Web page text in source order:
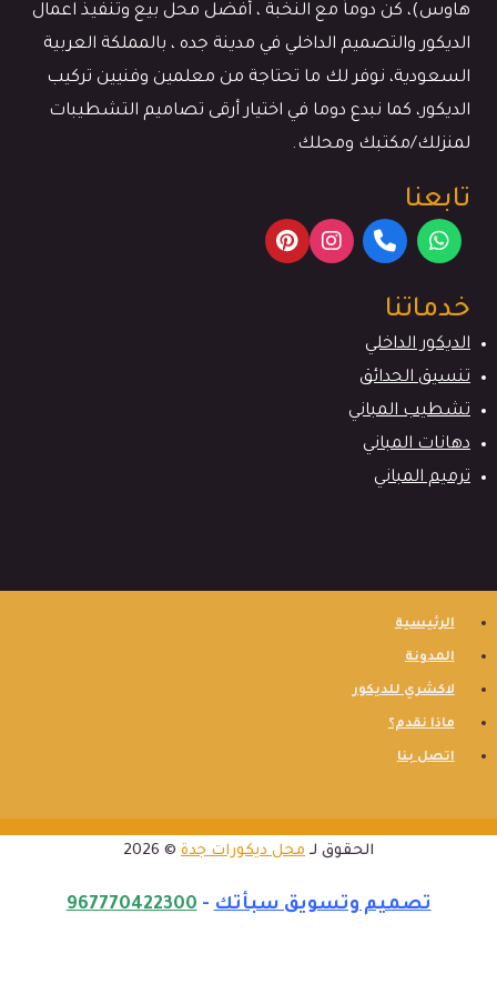
هاوس)، كن دوماَ مع النخبة ، أفضل محل بيع وتنفيذ اعمال
الديكور والتصميم الداخلي في مدينة جده ، بالمملكة العربية
السعودية، نوفر لك ما تحتاجة من معلمين وفنيين تركيب
الديكور، كما نبدع دوما في اختيار أرقى تصاميم التشطيبات
لمنزلك/مكتبك ومحلك.
تابعنا
خدماتنا
الديكور الداخلي
تنسيق الحدائق
تشطيب المباني
دهانات المباني
ترميم المباني
الرئيسية
المدونة
لاكشري للديكور
ماذا نقدم؟
اتصل بنا
الحقوق لـ محل ديكورات جدة © 2026
تصميم وتسويق سبأتك-
967770422300